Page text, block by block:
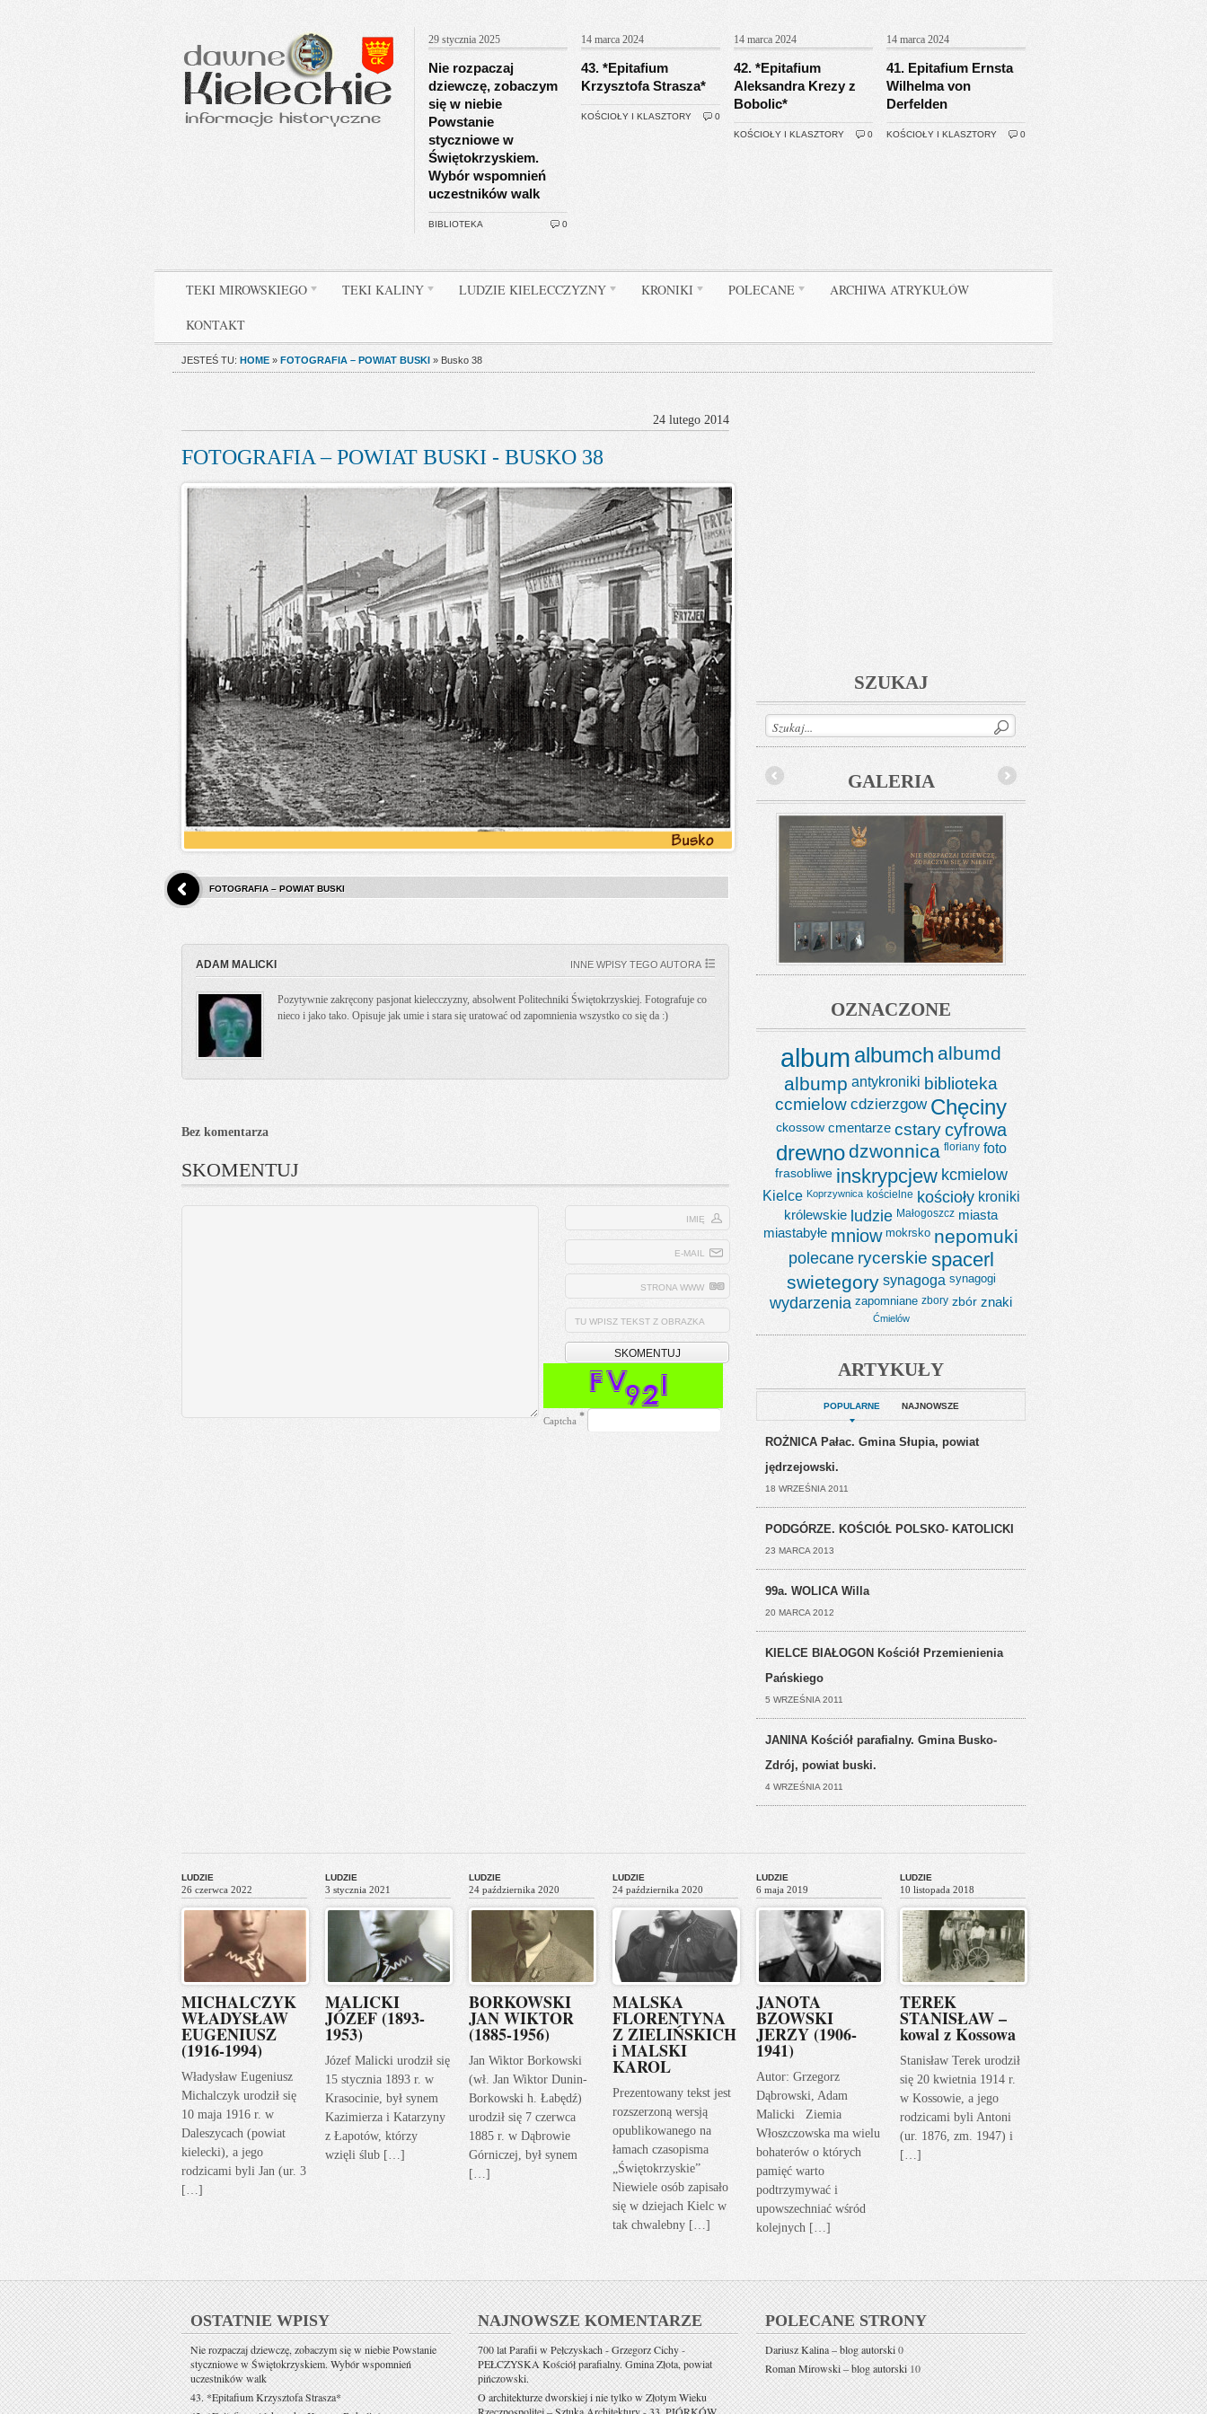
29 stycznia 2025
Nie rozpaczaj
dziewczę, zobaczym
się w niebie
Powstanie
styczniowe w
Świętokrzyskiem.
Wybór wspomnień
uczestników walk
BIBLIOTEKA 0
14 marca 2024
43. *Epitafium
Krzysztofa Strasza*
KOŚCIOŁY I KLASZTORY 0
14 marca 2024
42. *Epitafium
Aleksandra Krezy z
Bobolic*
KOŚCIOŁY I KLASZTORY 0
14 marca 2024
41. Epitafium Ernsta
Wilhelma von
Derfelden
KOŚCIOŁY I KLASZTORY 0
TEKI MIROWSKIEGO TEKI KALINY LUDZIE KIELECCZYZNY KRONIKI POLECANE ARCHIWA ATRYKUŁÓW
KONTAKT
JESTEŚ TU: HOME » FOTOGRAFIA – POWIAT BUSKI » Busko 38
24 lutego 2014
FOTOGRAFIA – POWIAT BUSKI - BUSKO 38
FOTOGRAFIA – POWIAT BUSKI
ADAM MALICKI INNE WPISY TEGO AUTORA
Pozytywnie zakręcony pasjonat kielecczyzny, absolwent Politechniki Świętokrzyskiej. Fotografuje co
nieco i jako tako. Opisuje jak umie i stara się uratować od zapomnienia wszystko co się da :)
Bez komentarza
SKOMENTUJ
IMIĘ
E-MAIL
STRONA WWW
TU WPISZ TEKST Z OBRAZKA
Captcha *
SZUKAJ
GALERIA
OZNACZONE
album albumch albumd
albump antykroniki biblioteka
ccmielow cdzierzgow Chęciny
ckossow cmentarze cstary cyfrowa
drewnodzwonnica floriany foto
frasobliwe inskrypcjew kcmielow
Kielce Koprzywnica kościelne kościoły kroniki
królewskie ludzie Małogoszcz miasta
miastabyłe mniow mokrsko nepomuki
polecane rycerskie spacerl
swietegory synagoga synagogi
wydarzenia zapomniane zbory zbór znaki
Ćmielów
ARTYKUŁY
POPULARNE NAJNOWSZE
ROŻNICA Pałac. Gmina Słupia, powiat
jędrzejowski.
18 WRZEŚNIA 2011
PODGÓRZE. KOŚCIÓŁ POLSKO- KATOLICKI
23 MARCA 2013
99a. WOLICA Willa
20 MARCA 2012
KIELCE BIAŁOGON Kościół Przemienienia
Pańskiego
5 WRZEŚNIA 2011
JANINA Kościół parafialny. Gmina Busko-
Zdrój, powiat buski.
4 WRZEŚNIA 2011
LUDZIE
26 czerwca 2022
MICHALCZYK
WŁADYSŁAW
EUGENIUSZ
(1916-1994)
Władysław Eugeniusz
Michalczyk urodził się
10 maja 1916 r. w
Daleszycach (powiat
kielecki), a jego
rodzicami byli Jan (ur. 3
[…]
LUDZIE
3 stycznia 2021
MALICKI
JÓZEF (1893-
1953)
Józef Malicki urodził się
15 stycznia 1893 r. w
Krasocinie, był synem
Kazimierza i Katarzyny
z Łapotów, którzy
wzięli ślub […]
LUDZIE
24 października 2020
BORKOWSKI
JAN WIKTOR
(1885-1956)
Jan Wiktor Borkowski
(wł. Jan Wiktor Dunin-
Borkowski h. Łabędź)
urodził się 7 czerwca
1885 r. w Dąbrowie
Górniczej, był synem
[…]
LUDZIE
24 października 2020
MALSKA
FLORENTYNA
Z ZIELIŃSKICH
i MALSKI
KAROL
Prezentowany tekst jest
rozszerzoną wersją
opublikowanego na
łamach czasopisma
„Świętokrzyskie”
Niewiele osób zapisało
się w dziejach Kielc w
tak chwalebny […]
LUDZIE
6 maja 2019
JANOTA
BZOWSKI
JERZY (1906-
1941)
Autor: Grzegorz
Dąbrowski, Adam
Malicki Ziemia
Włoszczowska ma wielu
bohaterów o których
pamięć warto
podtrzymywać i
upowszechniać wśród
kolejnych […]
LUDZIE
10 listopada 2018
TEREK
STANISŁAW –
kowal z Kossowa
Stanisław Terek urodził
się 20 kwietnia 1914 r.
w Kossowie, a jego
rodzicami byli Antoni
(ur. 1876, zm. 1947) i
[…]
OSTATNIE WPISY
Nie rozpaczaj dziewczę, zobaczym się w niebie Powstanie
styczniowe w Świętokrzyskiem. Wybór wspomnień
uczestników walk
43. *Epitafium Krzysztofa Strasza*
NAJNOWSZE KOMENTARZE
700 lat Parafii w Pełczyskach - Grzegorz Cichy-
PEŁCZYSKA Kościół parafialny. Gmina Złota, powiat
pińczowski.
O architekturze dworskiej i nie tylko w Złotym Wieku
Rzeczpospolitej – Sztuka Architektury-33. PIÓRKÓW.
POLECANE STRONY
Dariusz Kalina – blog autorski0
Roman Mirowski – blog autorski 10